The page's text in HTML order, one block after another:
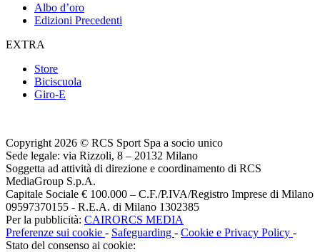
Albo d’oro
Edizioni Precedenti
EXTRA
Store
Biciscuola
Giro-E
Copyright 2026 © RCS Sport Spa a socio unico
Sede legale: via Rizzoli, 8 – 20132 Milano
Soggetta ad attività di direzione e coordinamento di RCS
MediaGroup S.p.A.
Capitale Sociale € 100.000 – C.F./P.IVA/Registro Imprese di Milano
09597370155 - R.E.A. di Milano 1302385
Per la pubblicità: CAIRORCS MEDIA
Preferenze sui cookie - Safeguarding - Cookie e Privacy Policy -
Stato del consenso ai cookie: